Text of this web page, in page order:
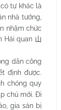
có tự khác là
nhà tướng,
nhậm chức
Hải quan 山
dân công
định được.
chóng quy
chủ mới. Đi
gia sản bị